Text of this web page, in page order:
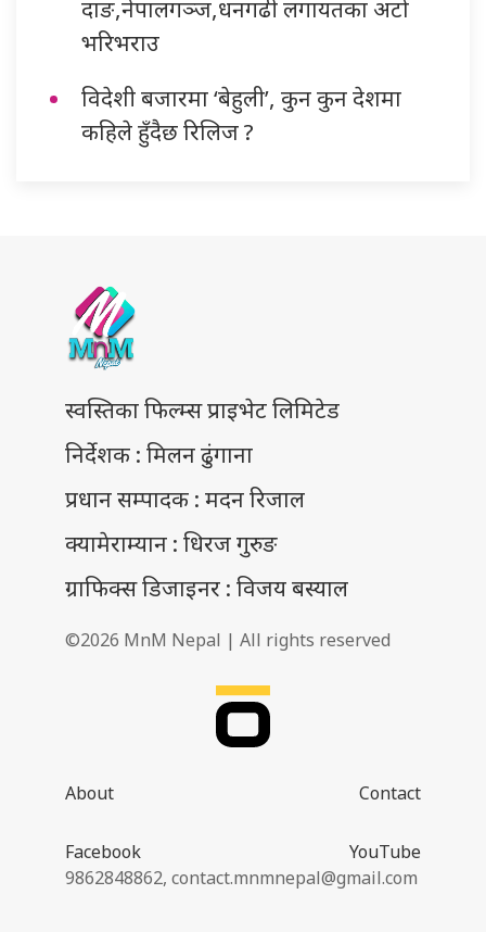
दाङ,नेपालगञ्ज,धनगढी लगायतका अटो
भरिभराउ
विदेशी बजारमा ‘बेहुली’, कुन कुन देशमा
कहिले हुँदैछ रिलिज ?
स्वस्तिका फिल्म्स प्राइभेट लिमिटेड
निर्देशक : मिलन ढुंगाना
प्रधान सम्पादक : मदन रिजाल
क्यामेराम्यान : धिरज गुरुङ
ग्राफिक्स डिजाइनर : विजय बस्याल
©2026 MnM Nepal | All rights reserved
About Contact
Facebook
YouTube
9862848862, contact.mnmnepal@gmail.com